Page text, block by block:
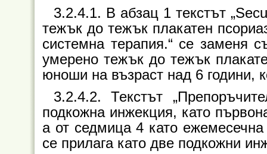
3.2.4.1. В абзац 1 текстът
тежък до тежък плакатен
системна терапия.“ се заменя
умерено тежък до тежък
юноши на възраст над 6 години,
3.2.4.2. Текстът
подкожна инжекция, като
а от седмица 4 като
се прилага като две подкожни